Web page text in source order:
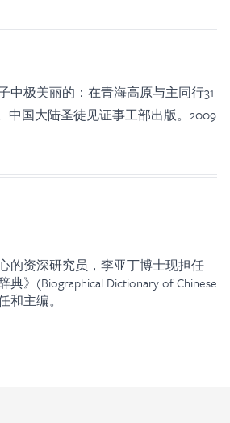
中极美丽的：在青海高原与主同行31
国大陆圣徒见证事工部出版。2009
的资深研究员，李亚丁博士现担任
典》(Biographical Dictionary of Chinese
和主编。